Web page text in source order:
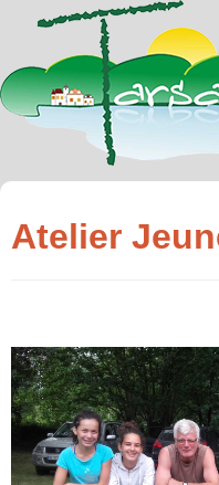
Atelier